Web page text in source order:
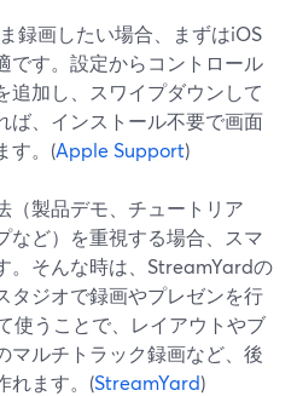
録画したい場合、まずはiOS
です。設定からコントロール
追加し、スワイプダウンして
ば、インストール不要で画面
す。(Apple Support)
（製品デモ、チュートリア
など）を重視する場合、スマ
。そんな時は、StreamYardの
タジオで録画やプレゼンを行
使うことで、レイアウトやブ
マルチトラック録画など、後
れます。(StreamYard)